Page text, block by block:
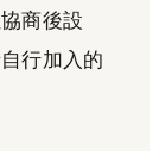
商後設
行加入的